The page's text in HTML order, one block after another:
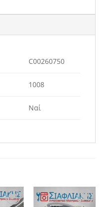
C00260750
1008
Ναί